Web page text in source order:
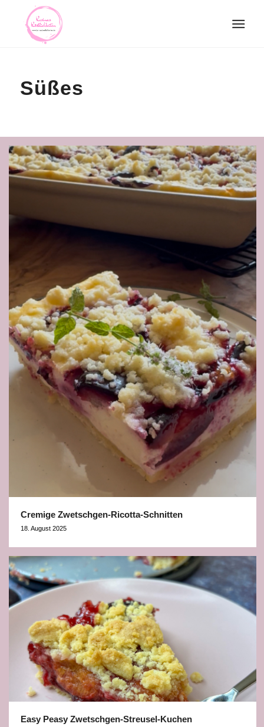
Süßes
Cremige Zwetschgen-Ricotta-Schnitten
18. August 2025
Easy Peasy Zwetschgen-Streusel-Kuchen